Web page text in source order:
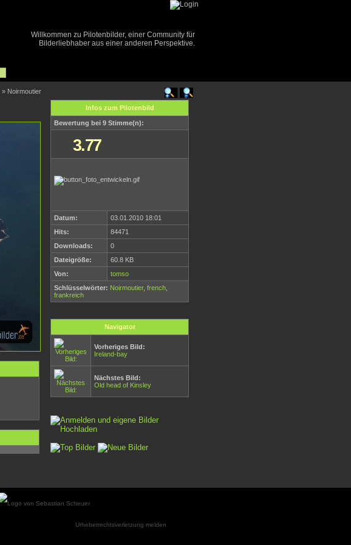
Willkommen zu Pilotenbilder, einer Community für
Bilderliebhaber aus einer anderen Perspektive.
» Noirmoutier
Infos zum Pilotenbild
Bewertung bei 9 Stimme(n):
3.77
Datum:
03.01.2010 18:01
Hits:
84471
Downloads:
0
Dateigröße:
60.8 KB
Von:
tomso
Schlüsselwörter: Noirmoutier,french
frankreich
Navigator
Vorheriges Bild:
Ireland-bay
Nächstes Bild:
Old head of Kinsley
Urheberrechtsverletzung melden